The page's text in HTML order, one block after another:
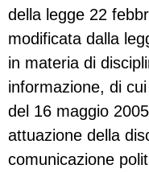
della legge 22
modificata dalla
in materia di
informazione, di
del 16 maggio
attuazione della
comunicazione